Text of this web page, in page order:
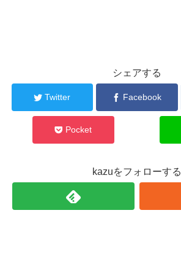
シェアする
Twitter Facebook
Pocket
kazuをフォローする